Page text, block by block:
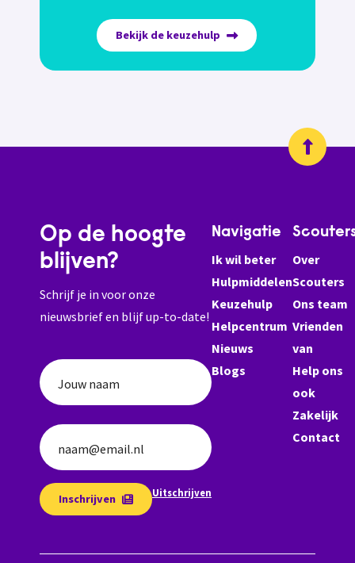
Bekijk de keuzehulp
Op de hoogte
blijven?
Schrijf je in voor onze
nieuwsbrief en blijf up-to-date!
Jouw naam
naam@email.nl
Inschrijven Uitschrijven
Navigatie
Ik wil beter
Hulpmiddelen
Keuzehulp
Helpcentrum
Nieuws
Blogs
Over
Scouters
Ons team
Vrienden
van
Help ons
ook
Zakelijk
Contact